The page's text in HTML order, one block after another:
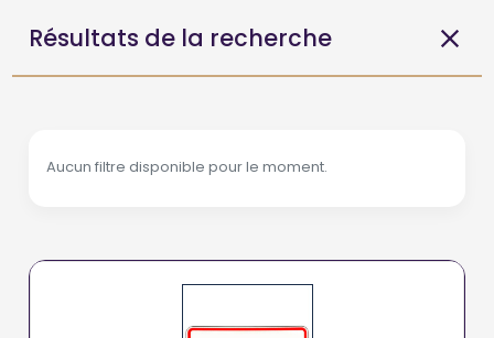
Résultats de la recherche
Aucun filtre disponible pour le moment.